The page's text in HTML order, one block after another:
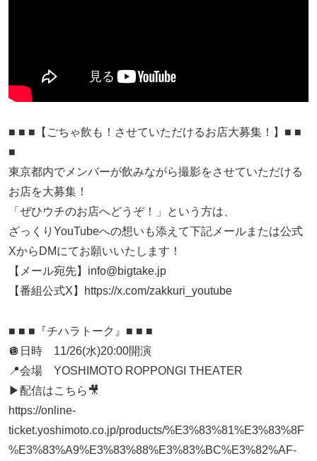
■ ■ ■【ごちゃ飲も！させていただけるお店大募集！】■ ■
■
東京都内でメンバーが飲みながら撮影をさせていただける
お店を大募集！
「ぜひウチのお店へどうぞ！」という方は、
ざっくりYouTubeへの想いも添えて下記メールまたは公式
XからDMにてお願いいたします！
【メール宛先】info@bigtake.jp
【番組公式X】https://x.com/zakkuri_youtube
■ ■ ■『チハラトーク』■ ■ ■
🪩日時 11/26(水)20:00開演
📍会場 YOSHIMOTO ROPPONGI THEATER
▶︎配信はこちら🎥
https://online-
ticket.yoshimoto.co.jp/products/%E3%83%81%E3%83%8F
%E3%83%A9%E3%83%88%E3%83%BC%E3%82%AF-